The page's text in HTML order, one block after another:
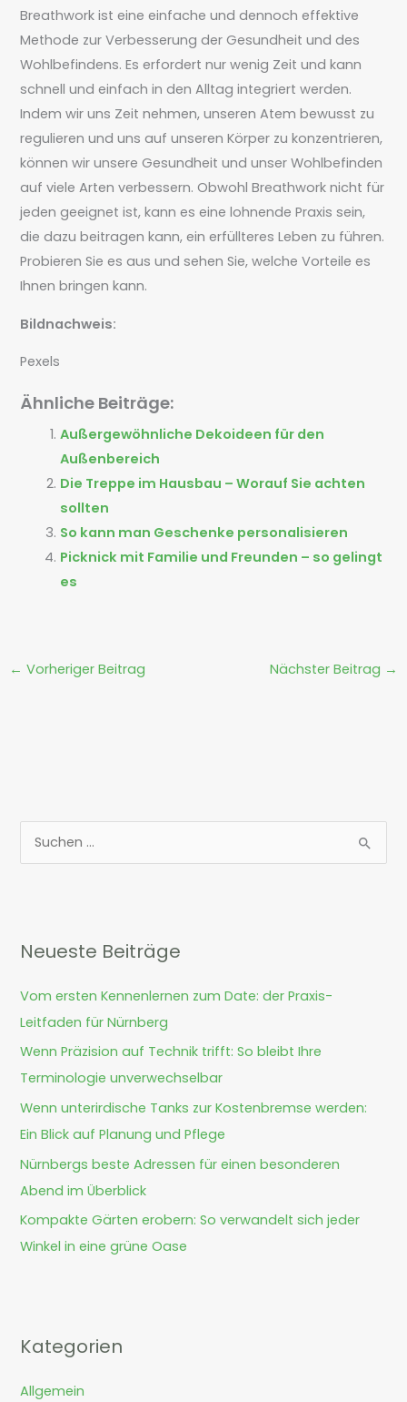
Breathwork ist eine einfache und dennoch effektive
Methode zur Verbesserung der Gesundheit und des
Wohlbefindens. Es erfordert nur wenig Zeit und kann
schnell und einfach in den Alltag integriert werden.
Indem wir uns Zeit nehmen, unseren Atem bewusst zu
regulieren und uns auf unseren Körper zu konzentrieren,
können wir unsere Gesundheit und unser Wohlbefinden
auf viele Arten verbessern. Obwohl Breathwork nicht für
jeden geeignet ist, kann es eine lohnende Praxis sein,
die dazu beitragen kann, ein erfüllteres Leben zu führen.
Probieren Sie es aus und sehen Sie, welche Vorteile es
Ihnen bringen kann.
Bildnachweis:
Pexels
Ähnliche Beiträge:
Außergewöhnliche Dekoideen für den
Außenbereich
Die Treppe im Hausbau – Worauf Sie achten
sollten
So kann man Geschenke personalisieren
Picknick mit Familie und Freunden – so gelingt
es
← Vorheriger Beitrag Nächster Beitrag →
e
n
a
c
h
:
Neueste Beiträge
Vom ersten Kennenlernen zum Date: der Praxis-
Leitfaden für Nürnberg
Wenn Präzision auf Technik trifft: So bleibt Ihre
Terminologie unverwechselbar
Wenn unterirdische Tanks zur Kostenbremse werden:
Ein Blick auf Planung und Pflege
Nürnbergs beste Adressen für einen besonderen
Abend im Überblick
Kompakte Gärten erobern: So verwandelt sich jeder
Winkel in eine grüne Oase
Kategorien
Allgemein